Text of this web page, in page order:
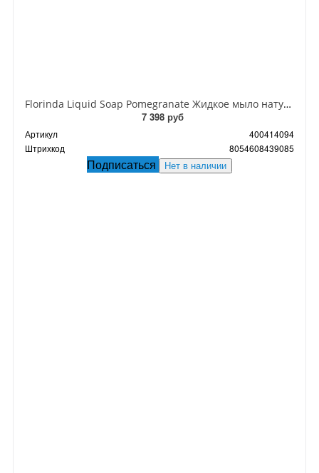
Florinda Liquid Soap Pomegranate Жидкое мыло натуральное на основе растительных масел Гранат 500 мл
7 398 руб
Артикул
400414094
Штрихкод
8054608439085
Подписаться Нет в наличии